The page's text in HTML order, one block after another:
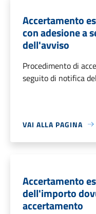
Accertamento
con adesione a
dell'avviso
Procedimento di
seguito di notifica
VAI ALLA PAGINA
Accertamento
dell'importo
accertamento